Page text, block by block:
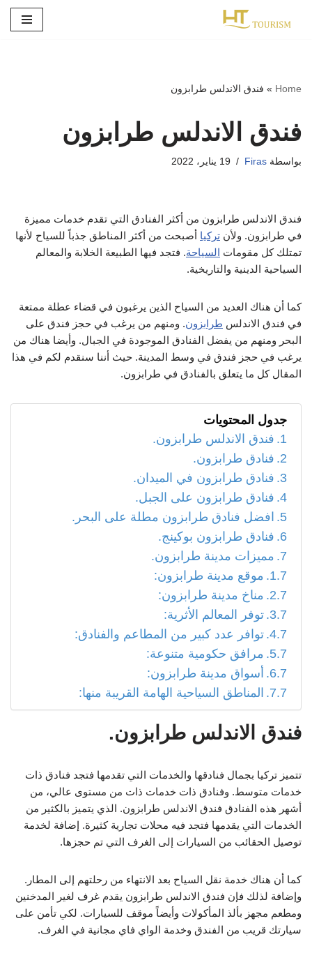
Home
» فندق الاندلس طرابزون
فندق الاندلس طرابزون
بواسطة Firas 19 يناير، 2022
فندق الاندلس طرابزون من أكثر الفنادق التي تقدم خدمات مميزة
في طرابزون. ولأن تركيا أصبحت من أكثر المناطق جذباً للسياح لأنها
تمتلك كل مقومات السياحة. فتجد فيها الطبيعة الخلابة والمعالم
السياحية الدينية والتاريخية.
كما أن هناك العديد من السياح الذين يرغبون في قضاء عطلة ممتعة
في فندق الاندلس طرابزون. ومنهم من يرغب في حجز فندق على
البحر ومنهم من يفضل الفنادق الموجودة في الجبال. وأيضا هناك من
يرغب في حجز فندق في وسط المدينة. حيث أننا سنقدم لكم في هذا
المقال كل ما يتعلق بالفنادق في طرابزون.
جدول المحتويات
فندق الاندلس طرابزون.
فنادق طرابزون.
فنادق طرابزون في الميدان.
فنادق طرابزون على الجبل.
افضل فنادق طرابزون مطلة على البحر.
فنادق طرابزون بوكينج.
مميزات مدينة طرابزون.
موقع مدينة طرابزون:
مناخ مدينة طرابزون:
توفر المعالم الأثرية:
توافر عدد كبير من المطاعم والفنادق:
مرافق حكومية متنوعة:
أسواق مدينة طرابزون:
المناطق السياحية الهامة القريبة منها:
فندق الاندلس طرابزون.
تتميز تركيا بجمال فنادقها والخدمات التي تقدمها فتجد فنادق ذات
خدمات متوسط. وفنادق ذات خدمات ذات من مستوى عالي، من
أشهر هذه الفنادق فندق الاندلس طرابزون. الذي يتميز بالكثير من
الخدمات التي يقدمها فتجد فيه محلات تجارية كثيرة. إضافة لخدمة
توصيل الحقائب من السيارات إلى الغرف التي تم حجزها.
كما أن هناك خدمة نقل السياح بعد الانتهاء من رحلتهم إلى المطار.
وإضافة لذلك فإن فندق الاندلس طرابزون يقدم غرف لغير المدخنين
ومطعم مجهز بألذ المأكولات وأيضاً موقف للسيارات. لكي تأمن على
سيارتك قريب من الفندق وخدمة الواي فاي مجانية في الغرف.